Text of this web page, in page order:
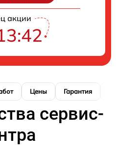
акции
Цены Гарантия
сервис-